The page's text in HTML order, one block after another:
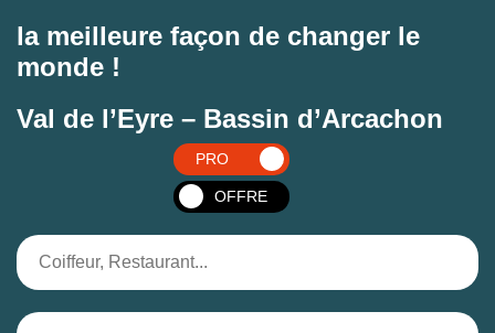
la meilleure façon de changer le
monde !
Val de l’Eyre – Bassin d’Arcachon
PRO
OFFRE